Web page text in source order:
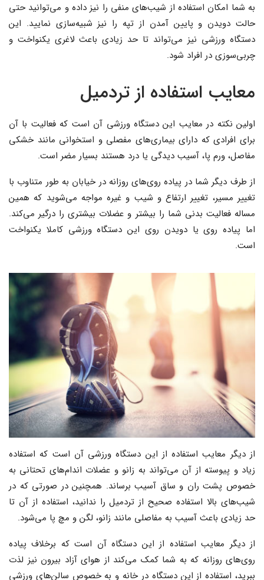
به شما امکان استفاده از شیب‌های منفی را نیز داده و می‌توانید حتی
حالت دویدن و پایین آمدن از تپه را نیز شبیه‌سازی نمایید. این
دستگاه ورزشی نیز می‌تواند تا حد زیادی باعث لاغری یکنواخت و
چربی‌سوزی در افراد شود.
معایب استفاده از تردمیل
اولین نکته در معایب این دستگاه ورزشی آن است که فعالیت با آن
برای افرادی که دارای بیماری‌های مفصلی و استخوانی مانند خشکی
مفاصل، ورم پا، آسیب دیدگی یا درد هستند بسیار مضر است.
از طرف دیگر شما در پیاده روی‌های روزانه در خیابان به طور متناوب با
تغییر مسیر، تغییر ارتفاع و شیب و غیره مواجه می‌شوید که همین
مساله فعالیت بدنی شما را بیشتر و عضلات بیشتری را درگیر می‌کند.
اما پیاده روی یا دویدن روی این دستگاه ورزشی کاملا یکنواخت
است.
از دیگر معایب استفاده از این دستگاه ورزشی آن است که استفاده
زیاد و پیوسته از آن می‌تواند به زانو و عضلات اندام‌های تحتانی به
خصوص پشت ران و ساق آسیب برساند. همچنین در صورتی که در
شیب‌های بالا استفاده صحیح از تردمیل را ندانید، استفاده از آن تا
حد زیادی باعث آسیب به مفاصلی مانند زانو، لگن و مچ پا می‌شود.
از دیگر معایب استفاده از این دستگاه آن است که برخلاف پیاده
روی‌های روزانه که به شما کمک می‌کند از هوای آزاد بیرون نیز لذت
ببرید، استفاده از این دستگاه در خانه و به خصوص سالن‌های ورزشی